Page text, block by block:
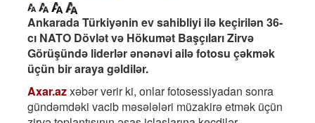
Ankarada Türkiyənin ev sahibliyi ilə keçirilən 36-
cı NATO Dövlət və Hökumət Başçıları Zirvə
Görüşündə liderlər ənənəvi ailə fotosu çəkmək
üçün bir araya gəldilər.
Axar.azxəbər verir ki, onlar fotosessiyadan sonra
gündəmdəki vacib məsələləri müzakirə etmək üçün